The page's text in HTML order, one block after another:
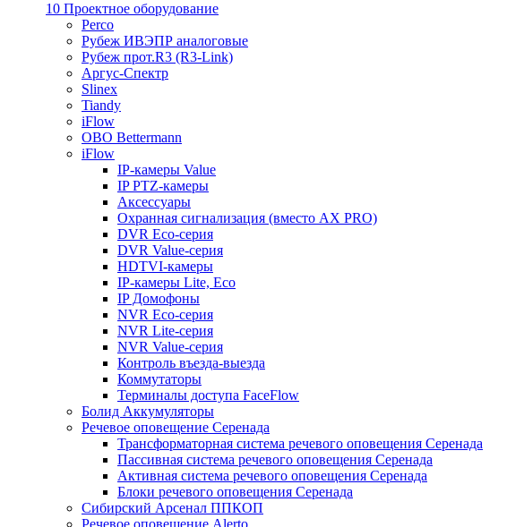
10 Проектное оборудование
Perco
Рубеж ИВЭПР аналоговые
Рубеж прот.R3 (R3-Link)
Аргус-Спектр
Slinex
Tiandy
iFlow
OBO Bettermann
iFlow
IP-камеры Value
IP PTZ-камеры
Аксессуары
Охранная сигнализация (вместо AX PRO)
DVR Eco-серия
DVR Value-серия
HDTVI-камеры
IP-камеры Lite, Eco
IP Домофоны
NVR Eco-серия
NVR Lite-серия
NVR Value-серия
Контроль въезда-выезда
Коммутаторы
Терминалы доступа FaceFlow
Болид Аккумуляторы
Речевое оповещение Серенада
Трансформаторная система речевого оповещения Серенада
Пассивная система речевого оповещения Серенада
Активная система речевого оповещения Серенада
Блоки речевого оповещения Серенада
Сибирский Арсенал ППКОП
Речевое оповещение Alerto